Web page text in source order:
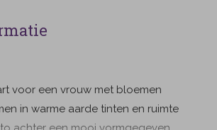
voor een vrouw met bloemen
in warme aarde tinten en ruimte